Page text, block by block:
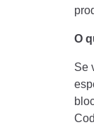
O
Se